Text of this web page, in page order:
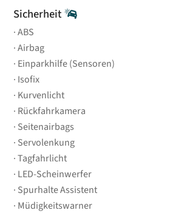
Sicherheit
ABS
Airbag
Einparkhilfe (Sensoren)
Isofix
Kurvenlicht
Rückfahrkamera
Seitenairbags
Servolenkung
Tagfahrlicht
LED-Scheinwerfer
Spurhalte Assistent
Müdigkeitswarner